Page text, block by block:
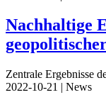
Nachhaltige
Zentrale Ergebnisse
2022-10-21 | News